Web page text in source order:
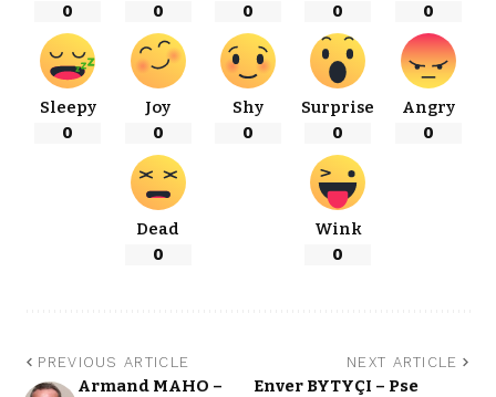
0
0
0
0
0
Sleepy
0
Joy
0
Shy
0
Surprise
0
Angry
0
Dead
0
Wink
0
PREVIOUS ARTICLE
Armand MAHO –
NEXT ARTICLE
Enver BYTYÇI – Pse